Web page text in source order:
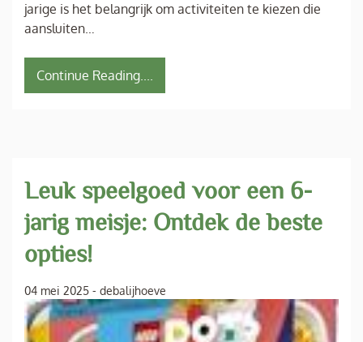
jarige is het belangrijk om activiteiten te kiezen die
aansluiten…
Continue Reading....
Leuk speelgoed voor een 6-
jarig meisje: Ontdek de beste
opties!
04 mei 2025 - debalijhoeve